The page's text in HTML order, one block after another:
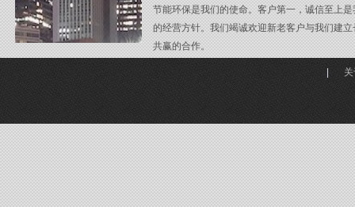
孵蛋灯 非标集成灯带非
节能环保是我们的使命。客户第一，诚信至上是
的经营方针。我们竭诚欢迎新老客户与我们建立
共赢的合作。